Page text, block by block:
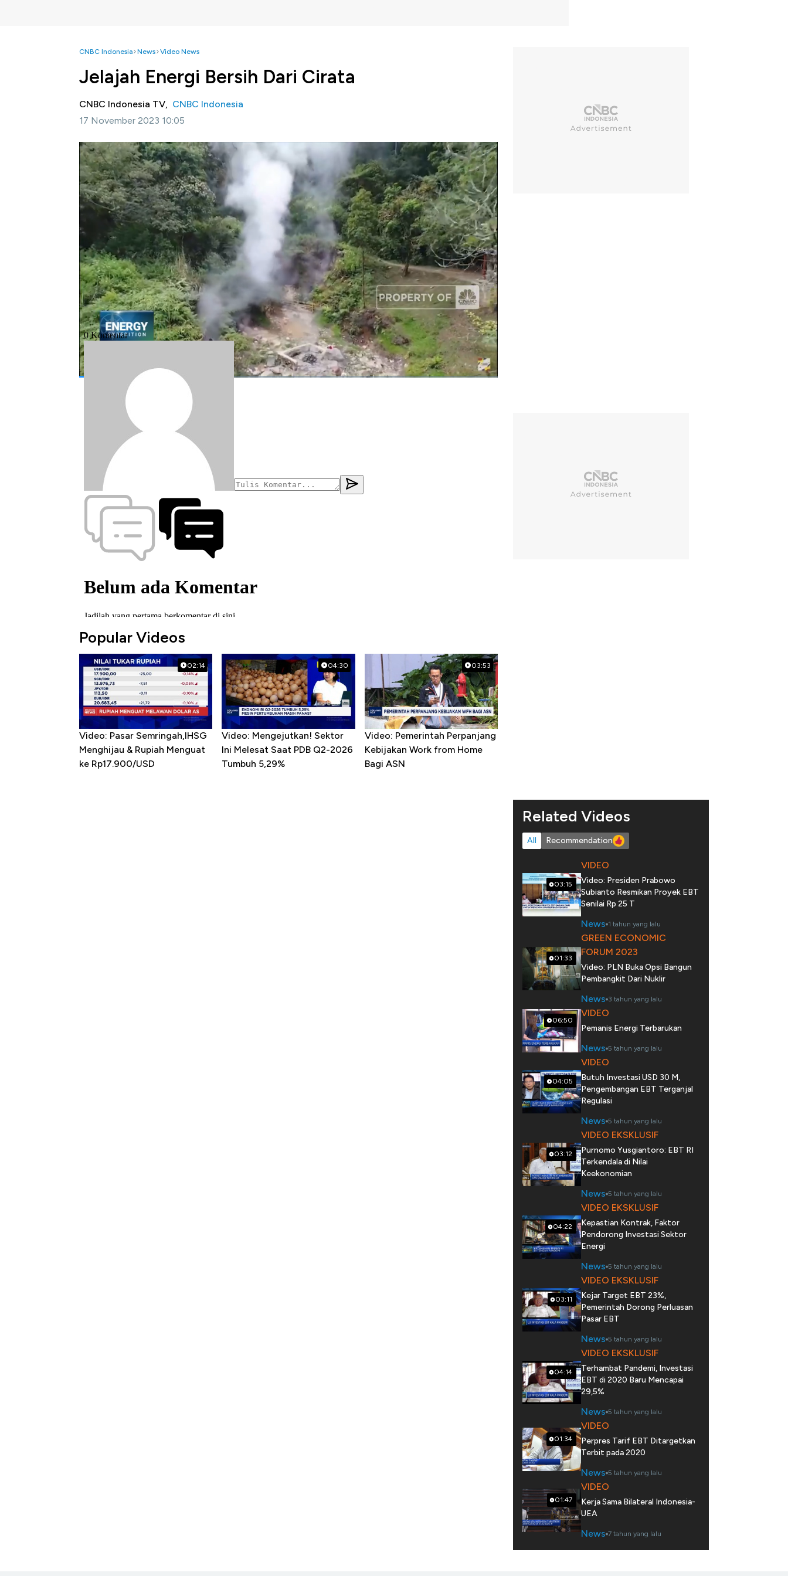
CNBC Indonesia News Video News
Jelajah Energi Bersih Dari Cirata
CNBC Indonesia TV, CNBC Indonesia
17 November 2023 10:05
Jakarta,CNBC Indonesia-Indonesia menyimpan potensi energi bersih yang besar salah satunya di
Jawa Barat. Seperti apa potensi EBT yang ada di Jawa Barat?
Informasi selengkapnya dalam program Squawk Box CNBC Indonesia (Jumat, 17/11/2023) berikut ini.
Bagikan:
#ebt #jawa barat
Popular Videos
02:14
Video: Pasar Semringah,IHSG
Menghijau & Rupiah Menguat
ke Rp17.900/USD
04:30
Video: Mengejutkan! Sektor
Ini Melesat Saat PDB Q2-2026
Tumbuh 5,29%
03:53
Video: Pemerintah Perpanjang
Kebijakan Work from Home
Bagi ASN
Related Videos
All Recommendation
03:15
VIDEO
Video: Presiden Prabowo
Subianto Resmikan Proyek EBT
Senilai Rp 25 T
News 1 tahun yang lalu
01:33
GREEN ECONOMIC
FORUM 2023
Video: PLN Buka Opsi Bangun
Pembangkit Dari Nuklir
News 3 tahun yang lalu
06:50
VIDEO
Pemanis Energi Terbarukan
News 5 tahun yang lalu
04:05
VIDEO
Butuh Investasi USD 30 M,
Pengembangan EBT Terganjal
Regulasi
News 5 tahun yang lalu
03:12
VIDEO EKSKLUSIF
Purnomo Yusgiantoro: EBT RI
Terkendala di Nilai
Keekonomian
News 5 tahun yang lalu
04:22
VIDEO EKSKLUSIF
Kepastian Kontrak, Faktor
Pendorong Investasi Sektor
Energi
News 5 tahun yang lalu
03:11
VIDEO EKSKLUSIF
Kejar Target EBT 23%,
Pemerintah Dorong Perluasan
Pasar EBT
News 5 tahun yang lalu
04:14
VIDEO EKSKLUSIF
Terhambat Pandemi, Investasi
EBT di 2020 Baru Mencapai
29,5%
News 5 tahun yang lalu
01:34
VIDEO
Perpres Tarif EBT Ditargetkan
Terbit pada 2020
News 5 tahun yang lalu
01:47
VIDEO
Kerja Sama Bilateral Indonesia-
UEA
News 7 tahun yang lalu